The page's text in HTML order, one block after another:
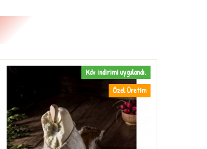
Özel Üretim
Kdv indirimi uygulandı.